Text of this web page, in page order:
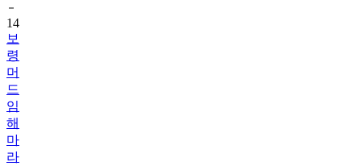
14
보
령
머
드
임
해
마
라